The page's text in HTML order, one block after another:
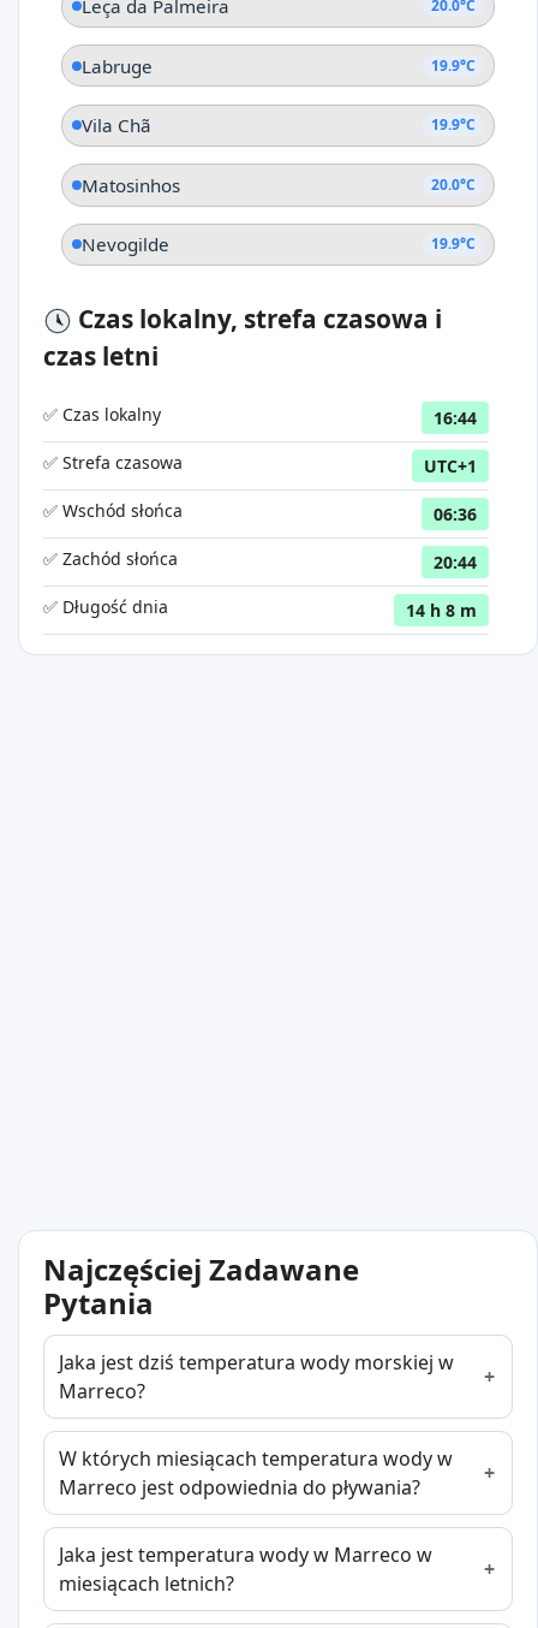
Leça da Palmeira 20.0°C
Labruge 19.9°C
Vila Chã 19.9°C
Matosinhos 20.0°C
Nevogilde 19.9°C
Czas lokalny, strefa czasowa i
czas letni
✅ Czas lokalny
16:44
✅ Strefa czasowa
UTC+1
✅ Wschód słońca
06:36
✅ Zachód słońca
20:44
✅ Długość dnia
14 h 8 m
Najczęściej Zadawane
Pytania
Jaka jest dziś temperatura wody morskiej w
Marreco?
W których miesiącach temperatura wody w
Marreco jest odpowiednia do pływania?
Jaka jest temperatura wody w Marreco w
miesiącach letnich?